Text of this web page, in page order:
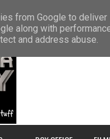
CONTACT SITEMAP
from Google to
along with
and address abuse.